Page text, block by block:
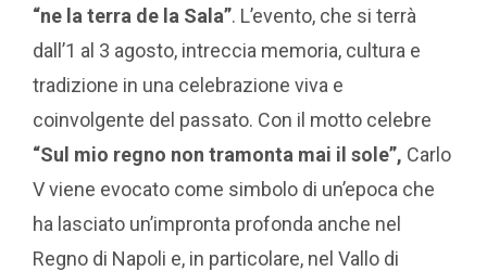
“ne la terra de la Sala”. L’evento, che si terrà
dall’1 al 3 agosto, intreccia memoria, cultura e
tradizione in una celebrazione viva e
coinvolgente del passato. Con il motto celebre
“Sul mio regno non tramonta mai il sole”, Carlo
V viene evocato come simbolo di un’epoca che
ha lasciato un’impronta profonda anche nel
Regno di Napoli e, in particolare, nel Vallo di